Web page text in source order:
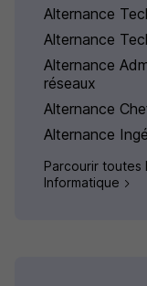
Alternance
Alternance
Alternance
réseaux
Alternance
Alternance
Parcourir toutes
Informatique